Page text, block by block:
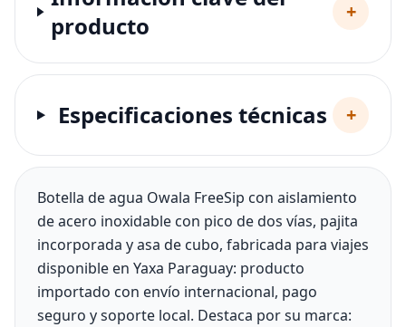
producto
+
Especificaciones técnicas +
Botella de agua Owala FreeSip con aislamiento
de acero inoxidable con pico de dos vías, pajita
incorporada y asa de cubo, fabricada para viajes
disponible en Yaxa Paraguay: producto
importado con envío internacional, pago
seguro y soporte local. Destaca por su marca: